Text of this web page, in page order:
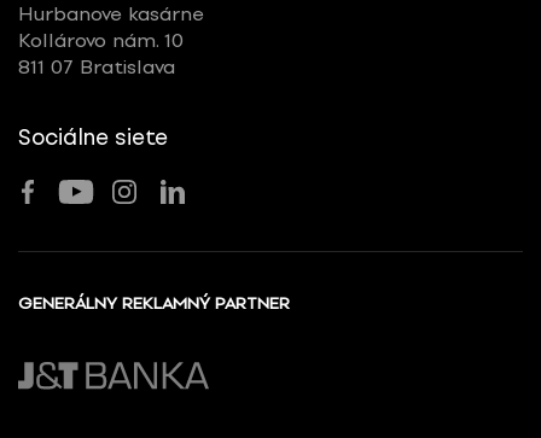
Hurbanove kasárne
Kollárovo nám. 10
811 07 Bratislava
Sociálne siete
GENERÁLNY REKLAMNÝ PARTNER